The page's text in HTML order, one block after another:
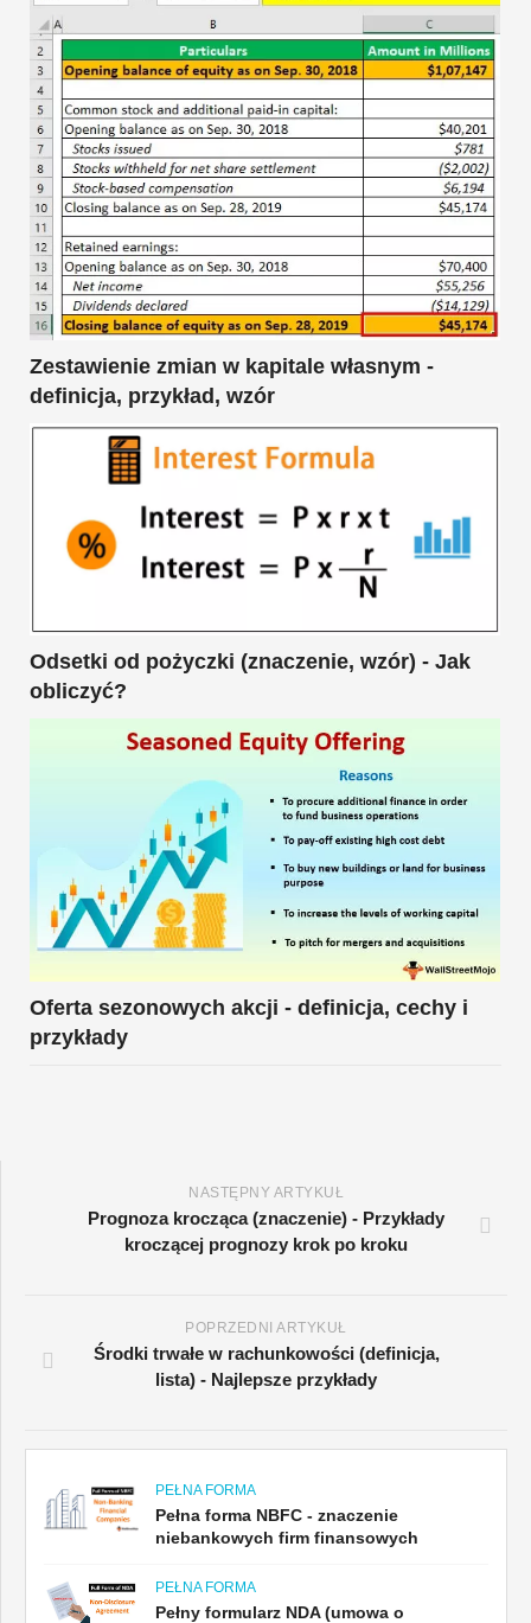
Zestawienie zmian w kapitale własnym -
definicja, przykład, wzór
Odsetki od pożyczki (znaczenie, wzór) - Jak
obliczyć?
Oferta sezonowych akcji - definicja, cechy i
przykłady
NASTĘPNY ARTYKUŁ
Prognoza krocząca (znaczenie) - Przykłady
kroczącej prognozy krok po kroku
POPRZEDNI ARTYKUŁ
Środki trwałe w rachunkowości (definicja,
lista) - Najlepsze przykłady
PEŁNA FORMA
Pełna forma NBFC - znaczenie
niebankowych firm finansowych
PEŁNA FORMA
Pełny formularz NDA (umowa o